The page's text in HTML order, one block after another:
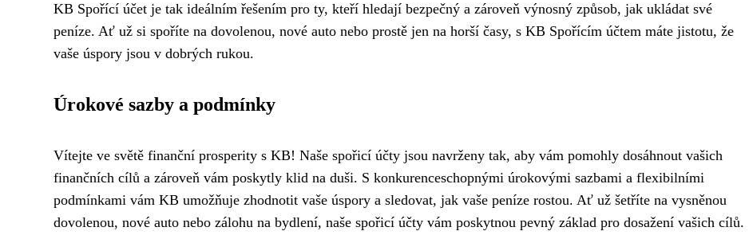
KB Spořící účet je tak ideálním řešením pro ty, kteří hledají bezpečný a zároveň výnosný způsob, jak ukládat své
peníze. Ať už si spoříte na dovolenou, nové auto nebo prostě jen na horší časy, s KB Spořícím účtem máte jistotu, že
vaše úspory jsou v dobrých rukou.
Úrokové sazby a podmínky
Vítejte ve světě finanční prosperity s KB! Naše spořicí účty jsou navrženy tak, aby vám pomohly dosáhnout vašich
finančních cílů a zároveň vám poskytly klid na duši. S konkurenceschopnými úrokovými sazbami a flexibilními
podmínkami vám KB umožňuje zhodnotit vaše úspory a sledovat, jak vaše peníze rostou. Ať už šetříte na vysněnou
dovolenou, nové auto nebo zálohu na bydlení, naše spořicí účty vám poskytnou pevný základ pro dosažení vašich cílů.